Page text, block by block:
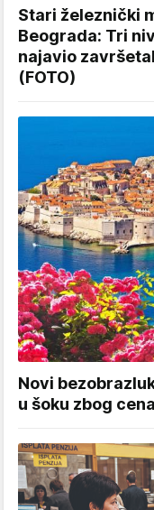
Stari železnički
Beograda: Tri
najavio
(FOTO)
Novi
u šoku zbog